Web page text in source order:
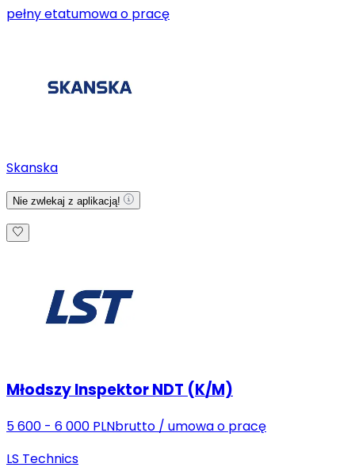
pełny etatumowa o pracę
Skanska
Nie zwlekaj z aplikacją!
Młodszy Inspektor NDT (K/M)
5 600 - 6 000 PLNbrutto / umowa o pracę
LS Technics